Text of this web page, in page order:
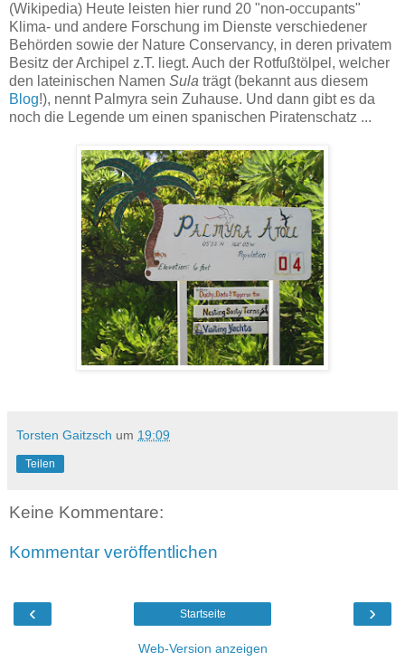
(Wikipedia) Heute leisten hier rund 20 "non-occupants"
Klima- und andere Forschung im Dienste verschiedener
Behörden sowie der Nature Conservancy, in deren privatem
Besitz der Archipel z.T. liegt. Auch der Rotfußtölpel, welcher
den lateinischen Namen Sula trägt (bekannt aus diesem
Blog!), nennt Palmyra sein Zuhause. Und dann gibt es da
noch die Legende um einen spanischen Piratenschatz ...
Torsten Gaitzsch um 19:09
Teilen
Keine Kommentare:
Kommentar veröffentlichen
‹ ›
Startseite
Web-Version anzeigen